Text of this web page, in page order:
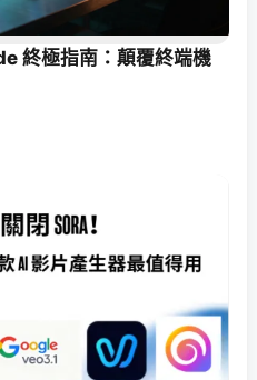
終極指南：顛覆終端機